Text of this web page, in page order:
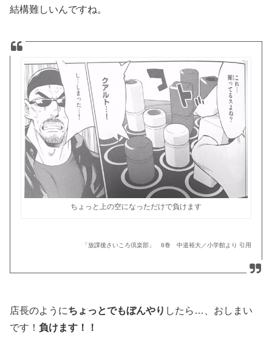
結構難しいんですね。
ちょっと上の空になっただけで負けます
「放課後さいころ倶楽部」 8巻 中道裕大／小学館より 引用
店長のようにちょっとでもぼんやり したら…、おしまい
です！負けます！！